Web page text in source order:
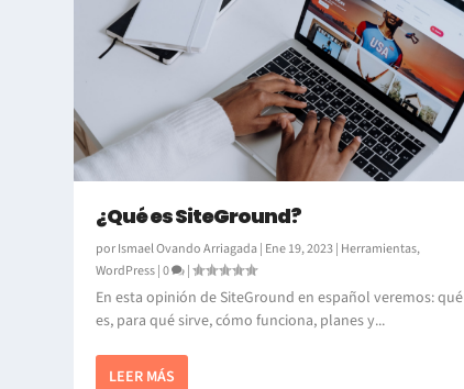
¿Qué es SiteGround?
porIsmael Ovando Arriagada| Ene 19, 2023| Herramientas,
WordPress|0 |
En esta opinión de SiteGround en español veremos: qué
es, para qué sirve, cómo funciona, planes y...
LEER MÁS